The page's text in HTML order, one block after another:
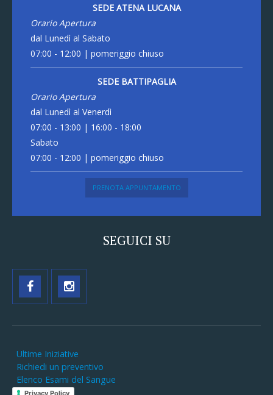
SEDE ATENA LUCANA
Orario Apertura
dal Lunedì al Sabato
07:00 - 12:00 | pomeriggio chiuso
SEDE BATTIPAGLIA
Orario Apertura
dal Lunedì al Venerdì
07:00 - 13:00 | 16:00 - 18:00
Sabato
07:00 - 12:00 | pomeriggio chiuso
PRENOTA APPUNTAMENTO
SEGUICI SU
Ultime Iniziative
Richiedi un preventivo
Elenco Esami del Sangue
Privacy Policy